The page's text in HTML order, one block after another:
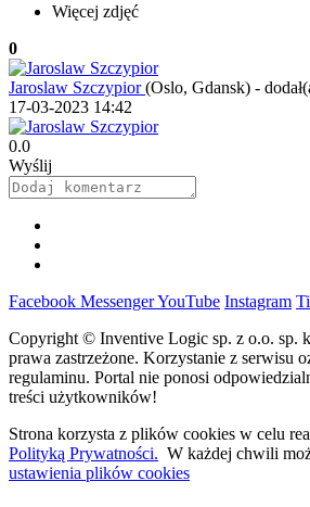
Więcej zdjęć
0
Jaroslaw Szczypior(Oslo, Gdansk) -
17-03-2023 14:42
0.0
Wyślij
Facebook MessengerYouTube Instagram
Copyright © Inventive Logic sp. z o.o. sp.
prawa zastrzeżone. Korzystanie z serwisu
regulaminu. Portal nie ponosi
treści użytkowników!
Strona korzysta z plików cookies w celu
Polityką Prywatności. W każdej chwili
ustawienia plików cookies